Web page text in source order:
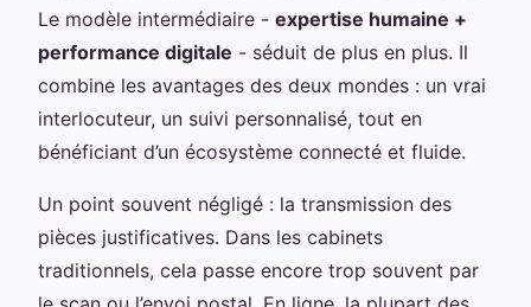
Le modèle intermédiaire - expertise humaine +
performance digitale - séduit de plus en plus. Il
combine les avantages des deux mondes : un vrai
interlocuteur, un suivi personnalisé, tout en
bénéficiant d’un écosystème connecté et fluide.
Un point souvent négligé : la transmission des
pièces justificatives. Dans les cabinets
traditionnels, cela passe encore trop souvent par